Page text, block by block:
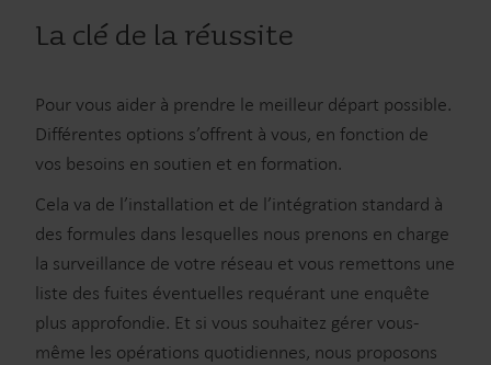
La clé de la réussite
Pour vous aider à prendre le meilleur départ possible.
Différentes options s’offrent à vous, en fonction de
vos besoins en soutien et en formation.
Cela va de l’installation et de l’intégration standard à
des formules dans lesquelles nous prenons en charge
la surveillance de votre réseau et vous remettons une
liste des fuites éventuelles requérant une enquête
plus approfondie. Et si vous souhaitez gérer vous-
même les opérations quotidiennes, nous proposons